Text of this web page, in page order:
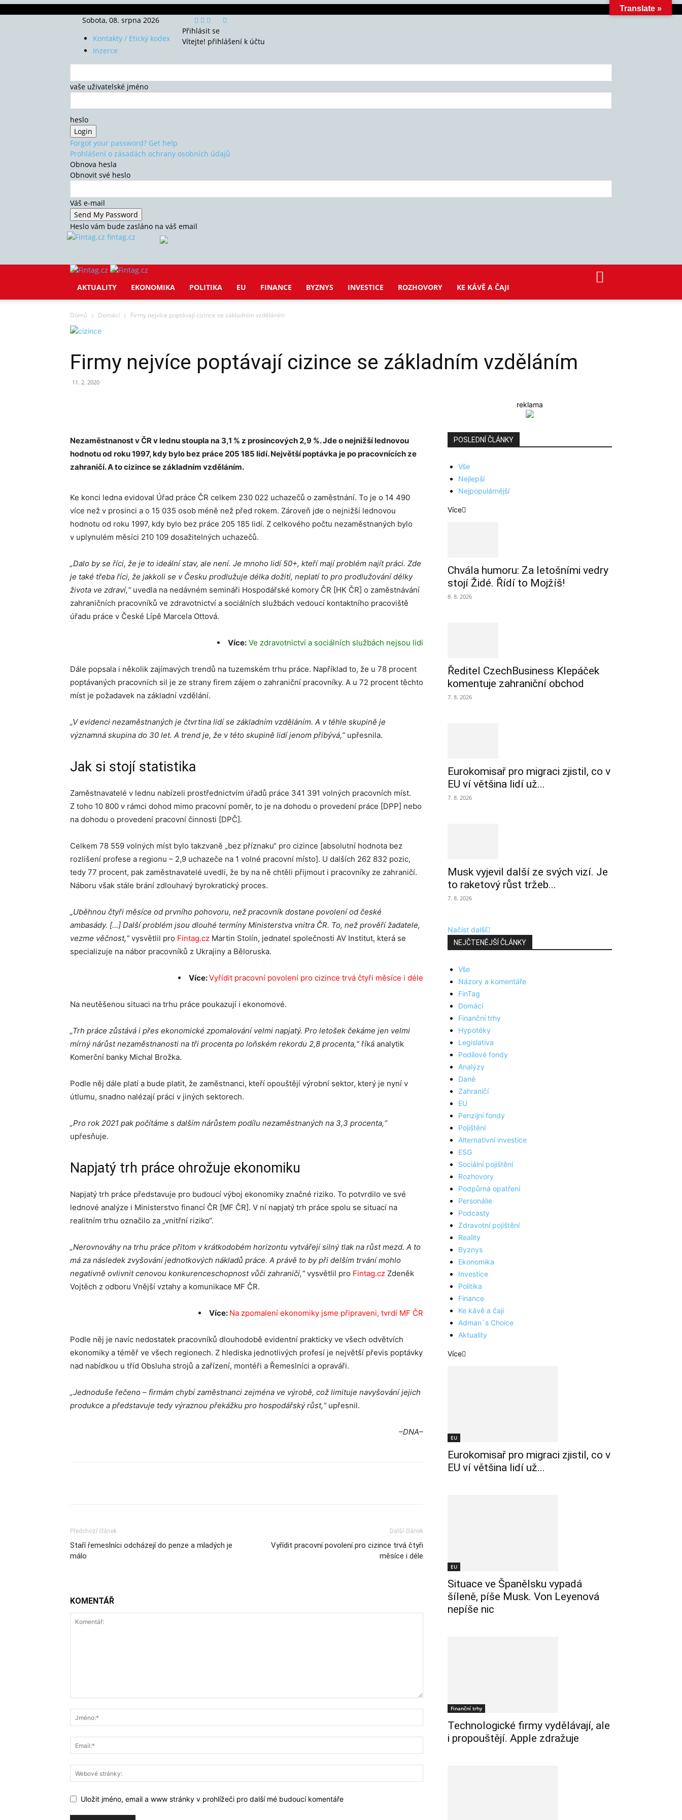
Sobota, 08. srpna 2026
Kontakty / Etický kodex
Inzerce
Přihlásit se
Vítejte! přihlášení k účtu
vaše uživatelské jméno
heslo
Forgot your password? Get help
Prohlášení o zásadách ochrany osobních údajů
Obnova hesla
Obnovit své heslo
Váš e-mail
Heslo vám bude zasláno na váš email
fintag.cz
AKTUALITY EKONOMIKA POLITIKA EU FINANCE BYZNYS INVESTICE ROZHOVORY KE KÁVĚ A ČAJI
Domů Domácí Firmy nejvíce poptávají cizince se základním vzděláním
Firmy nejvíce poptávají cizince se základním vzděláním
11. 2. 2020
Nezaměstnanost v ČR v lednu stoupla na 3,1 % z prosincových 2,9 %. Jde o nejnižší lednovou
hodnotu od roku 1997, kdy bylo bez práce 205 185 lidí. Největší poptávka je po pracovnících ze
zahraničí. A to cizince se základním vzděláním.
Ke konci ledna evidoval Úřad práce ČR celkem 230 022 uchazečů o zaměstnání. To je o 14 490
více než v prosinci a o 15 035 osob méně než před rokem. Zároveň jde o nejnižší lednovou
hodnotu od roku 1997, kdy bylo bez práce 205 185 lidí. Z celkového počtu nezaměstnaných bylo
v uplynulém měsíci 210 109 dosažitelných uchazečů.
„Dalo by se říci, že je to ideální stav, ale není. Je mnoho lidí 50+, kteří mají problém najít práci. Zde
je také třeba říci, že jakkoli se v Česku prodlužuje délka dožití, neplatí to pro prodlužování délky
života ve zdraví,“uvedla na nedávném semináři Hospodářské komory ČR [HK ČR] o zaměstnávání
zahraničních pracovníků ve zdravotnictví a sociálních službách vedoucí kontaktního pracoviště
úřadu práce v České Lípě Marcela Ottová.
Více: Ve zdravotnictví a sociálních službách nejsou lidi
Dále popsala i několik zajímavých trendů na tuzemském trhu práce. Například to, že u 78 procent
poptávaných pracovních sil je ze strany firem zájem o zahraniční pracovníky. A u 72 procent těchto
míst je požadavek na základní vzdělání.
„V evidenci nezaměstnaných je čtvrtina lidí se základním vzděláním. A v téhle skupině je
významná skupina do 30 let. A trend je, že v této skupině lidí jenom přibývá,“upřesnila.
Jak si stojí statistika
Zaměstnavatelé v lednu nabízeli prostřednictvím úřadů práce 341 391 volných pracovních míst.
Z toho 10 800 v rámci dohod mimo pracovní poměr, to je na dohodu o provedení práce [DPP] nebo
na dohodu o provedení pracovní činnosti [DPČ].
Celkem 78 559 volných míst bylo takzvaně „bez příznaku“ pro cizince [absolutní hodnota bez
rozlišení profese a regionu – 2,9 uchazeče na 1 volné pracovní místo]. U dalších 262 832 pozic,
tedy 77 procent, pak zaměstnavatelé uvedli, že by na ně chtěli přijmout i pracovníky ze zahraničí.
Náboru však stále brání zdlouhavý byrokratický proces.
„Uběhnou čtyři měsíce od prvního pohovoru, než pracovník dostane povolení od české
ambasády. […] Další problém jsou dlouhé termíny Ministerstva vnitra ČR. To, než prověří žadatele,
vezme věčnost,“vysvětlil pro Fintag.cz Martin Stolín, jednatel společnosti AV Institut, která se
specializuje na nábor pracovníků z Ukrajiny a Běloruska.
Více:Vyřídit pracovní povolení pro cizince trvá čtyři měsíce i déle
Na neutěšenou situaci na trhu práce poukazují i ekonomové.
„Trh práce zůstává i přes ekonomické zpomalování velmi napjatý. Pro letošek čekáme jen velmi
mírný nárůst nezaměstnanosti na tři procenta po loňském rekordu 2,8 procenta,“říká analytik
Komerční banky Michal Brožka.
Podle něj dále platí a bude platit, že zaměstnanci, kteří opouštějí výrobní sektor, který je nyní v
útlumu, snadno nalézají práci v jiných sektorech.
„Pro rok 2021 pak počítáme s dalším nárůstem podílu nezaměstnaných na 3,3 procenta,“
upřesňuje.
Napjatý trh práce ohrožuje ekonomiku
Napjatý trh práce představuje pro budoucí výboj ekonomiky značné riziko. To potvrdilo ve své
lednové analýze i Ministerstvo financí ČR [MF ČR]. V ní napjatý trh práce spolu se situací na
realitním trhu označilo za „vnitřní riziko“.
„Nerovnováhy na trhu práce přitom v krátkodobém horizontu vytvářejí silný tlak na růst mezd. A to
má za následek zvyšování jednotkových nákladů práce. A právě to by při delším trvání mohlo
negativně ovlivnit cenovou konkurenceschopnost vůči zahraničí,“vysvětlil pro Fintag.cz Zdeněk
Vojtěch z odboru Vnější vztahy a komunikace MF ČR.
Více: Na zpomalení ekonomiky jsme připraveni, tvrdí MF ČR
Podle něj je navíc nedostatek pracovníků dlouhodobě evidentní prakticky ve všech odvětvích
ekonomiky a téměř ve všech regionech. Z hlediska jednotlivých profesí je největší převis poptávky
nad nabídkou u tříd Obsluha strojů a zařízení, montéři a Řemeslníci a opraváři.
„Jednoduše řečeno – firmám chybí zaměstnanci zejména ve výrobě, což limituje navyšování jejich
produkce a představuje tedy výraznou překážku pro hospodářský růst,“ upřesnil.
–DNA–
Předchozí článek
Staří řemeslníci odcházejí do penze a mladých je
málo
Další článek
Vyřídit pracovní povolení pro cizince trvá čtyři
měsíce i déle
KOMENTÁŘ
Uložit jméno, email a www stránky v prohlížeči pro další mé budoucí komentáře
reklama
POSLEDNÍ ČLÁNKY
Vše
Nejlepší
Nejpopulárnější
Více
Chvála humoru: Za letošními vedry
stojí Židé. Řídí to Mojžíš!
8. 8. 2026
Ředitel CzechBusiness Klepáček
komentuje zahraniční obchod
7. 8. 2026
Eurokomisař pro migraci zjistil, co v
EU ví většina lidí už...
7. 8. 2026
Musk vyjevil další ze svých vizí. Je
to raketový růst tržeb...
7. 8. 2026
Načíst další
NEJČTENĚJŠÍ ČLÁNKY
Vše
Názory a komentáře
FinTag
Domácí
Finanční trhy
Hypotéky
Legislativa
Podílové fondy
Analýzy
Daně
Zahraničí
EU
Penzijní fondy
Pojištění
Alternativní investice
ESG
Sociální pojištění
Rozhovory
Podpůrná opatření
Personálie
Podcasty
Zdravotní pojištění
Reality
Byznys
Ekonomika
Investice
Politika
Finance
Ke kávě a čaji
Adman´s Choice
Aktuality
Více
EU
Eurokomisař pro migraci zjistil, co v
EU ví většina lidí už...
EU
Situace ve Španělsku vypadá
šíleně, píše Musk. Von Leyenová
nepíše nic
Finanční trhy
Technologické firmy vydělávají, ale
i propouštějí. Apple zdražuje
Translate »